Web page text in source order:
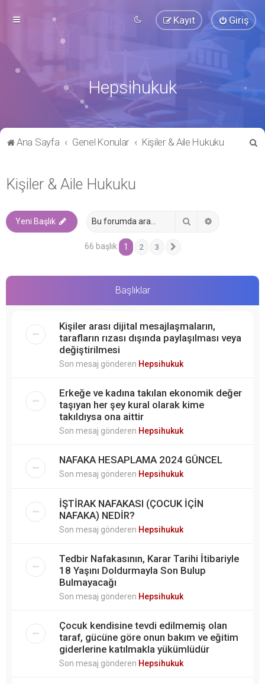
Giriş
Kayıt
Hepsihukuk
Ana Sayfa Genel Konular Kişiler & Aile Hukuku
Kişiler & Aile Hukuku
Yeni Başlık
66 başlık 1 2 3
Başlıklar
Kişiler arası dijital mesajlaşmaların,
tarafların rızası dışında paylaşılması veya
değiştirilmesi
Son mesaj gönderen Hepsihukuk
Erkeğe ve kadına takılan ekonomik değer
taşıyan her şey kural olarak kime
takıldıysa ona aittir
Son mesaj gönderen Hepsihukuk
NAFAKA HESAPLAMA 2024 GÜNCEL
Son mesaj gönderen Hepsihukuk
İŞTİRAK NAFAKASI (ÇOCUK İÇİN
NAFAKA) NEDİR?
Son mesaj gönderen Hepsihukuk
Tedbir Nafakasının, Karar Tarihi İtibariyle
18 Yaşını Doldurmayla Son Bulup
Bulmayacağı
Son mesaj gönderen Hepsihukuk
Çocuk kendisine tevdi edilmemiş olan
taraf, gücüne göre onun bakım ve eğitim
giderlerine katılmakla yükümlüdür
Son mesaj gönderen Hepsihukuk